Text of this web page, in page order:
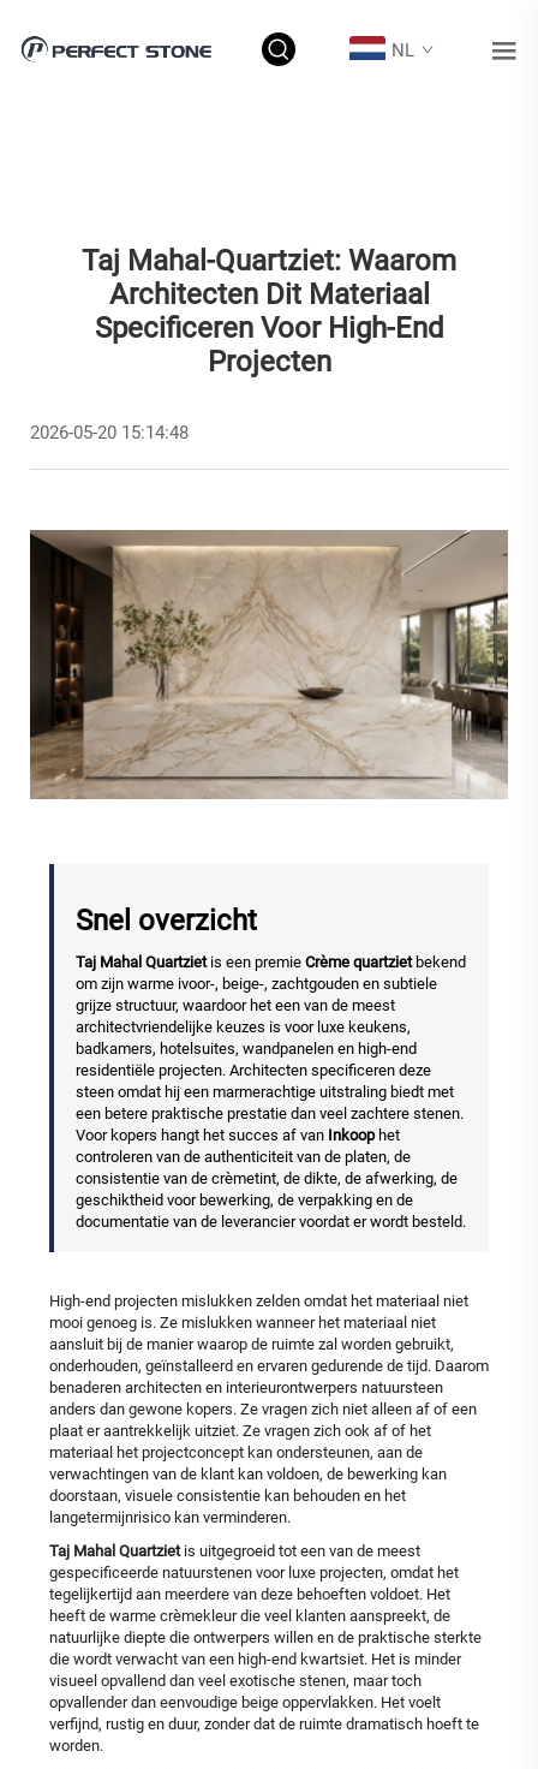
NL
Taj Mahal-Quartziet: Waarom
Architecten Dit Materiaal
Specificeren Voor High-End
Projecten
2026-05-20 15:14:48
Snel overzicht
Taj Mahal Quartziet is een premie Crème quartziet bekend
om zijn warme ivoor-, beige-, zachtgouden en subtiele
grijze structuur, waardoor het een van de meest
architectvriendelijke keuzes is voor luxe keukens,
badkamers, hotelsuites, wandpanelen en high-end
residentiële projecten. Architecten specificeren deze
steen omdat hij een marmerachtige uitstraling biedt met
een betere praktische prestatie dan veel zachtere stenen.
Voor kopers hangt het succes af van Inkoop het
controleren van de authenticiteit van de platen, de
consistentie van de crèmetint, de dikte, de afwerking, de
geschiktheid voor bewerking, de verpakking en de
documentatie van de leverancier voordat er wordt besteld.
High-end projecten mislukken zelden omdat het materiaal niet
mooi genoeg is. Ze mislukken wanneer het materiaal niet
aansluit bij de manier waarop de ruimte zal worden gebruikt,
onderhouden, geïnstalleerd en ervaren gedurende de tijd. Daarom
benaderen architecten en interieurontwerpers natuursteen
anders dan gewone kopers. Ze vragen zich niet alleen af of een
plaat er aantrekkelijk uitziet. Ze vragen zich ook af of het
materiaal het projectconcept kan ondersteunen, aan de
verwachtingen van de klant kan voldoen, de bewerking kan
doorstaan, visuele consistentie kan behouden en het
langetermijnrisico kan verminderen.
Taj Mahal Quartziet is uitgegroeid tot een van de meest
gespecificeerde natuurstenen voor luxe projecten, omdat het
tegelijkertijd aan meerdere van deze behoeften voldoet. Het
heeft de warme crèmekleur die veel klanten aanspreekt, de
natuurlijke diepte die ontwerpers willen en de praktische sterkte
die wordt verwacht van een high-end kwartsiet. Het is minder
visueel opvallend dan veel exotische stenen, maar toch
opvallender dan eenvoudige beige oppervlakken. Het voelt
verfijnd, rustig en duur, zonder dat de ruimte dramatisch hoeft te
worden.